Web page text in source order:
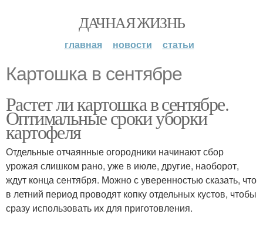
ДАЧНАЯ ЖИЗНЬ
главная новости статьи
Картошка в сентябре
Растет ли картошка в сентябре.
Оптимальные сроки уборки
картофеля
Отдельные отчаянные огородники начинают сбор
урожая слишком рано, уже в июле, другие, наоборот,
ждут конца сентября. Можно с уверенностью сказать, что
в летний период проводят копку отдельных кустов, чтобы
сразу использовать их для приготовления.